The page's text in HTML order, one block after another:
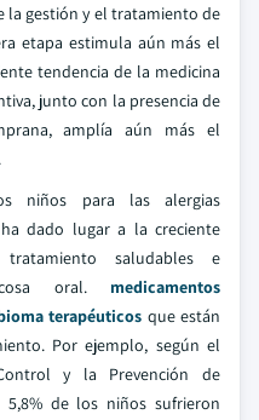
la gestión y el tratamiento de
etapa estimula aún más el
tendencia de la medicina
junto con la presencia de
amplía aún más el
niños para las alergias
dado lugar a la creciente
saludables e
oral. medicamentos
terapéuticos que están
Por ejemplo, según el
y la Prevención de
5,8% de los niños sufrieron